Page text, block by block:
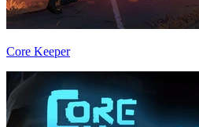
Core Keeper